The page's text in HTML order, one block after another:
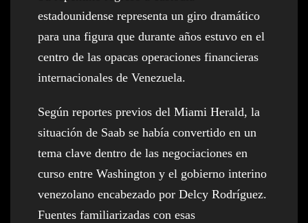
estadounidense representa un giro dramático
para una figura que durante años estuvo en el
centro de las opacas operaciones financieras
internacionales de Venezuela.
Según reportes previos del Miami Herald, la
situación de Saab se había convertido en un
tema clave dentro de las negociaciones en
curso entre Washington y el gobierno interino
venezolano encabezado por Delcy Rodríguez.
Fuentes familiarizadas con esas